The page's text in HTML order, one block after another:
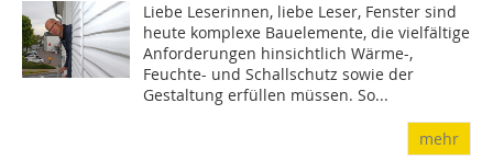
Liebe Leserinnen, liebe Leser, Fenster sind
heute komplexe Bauelemente, die vielfältige
Anforderungen hinsichtlich Wärme-,
Feuchte- und Schallschutz sowie der
Gestaltung erfüllen müssen. So...
mehr